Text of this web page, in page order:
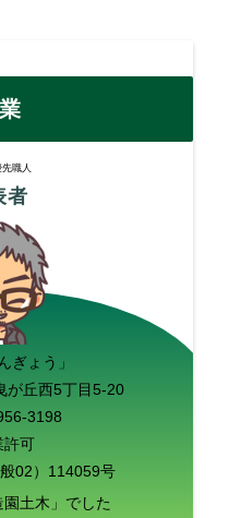
職人
者
ぎょう」
が丘西5丁目5-20
3198
許可
02）114059号
土木」でした